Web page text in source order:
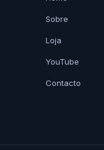
Sobre
Loja
YouTube
Contacto